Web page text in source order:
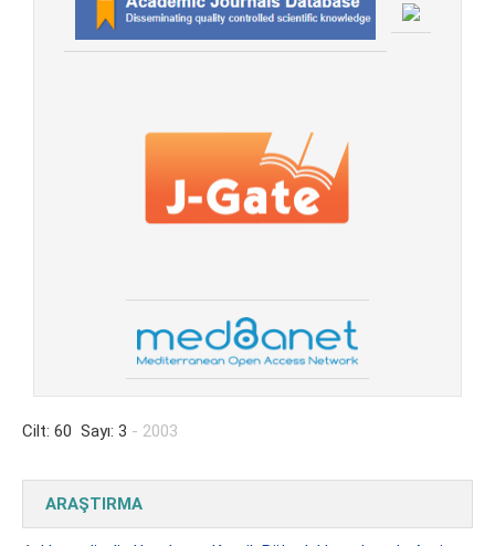
Cilt: 60 Sayı: 3 - 2003
ARAŞTIRMA